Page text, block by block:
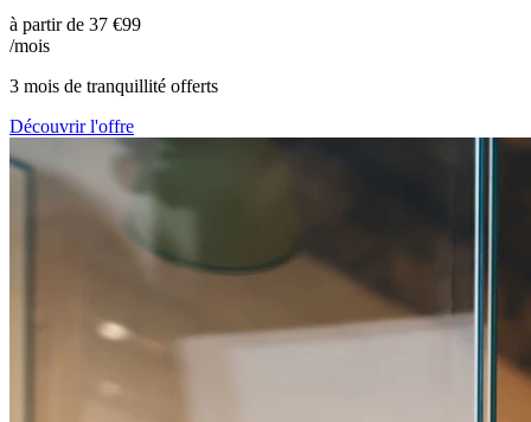
à partir de 37 €99
/mois
3 mois de tranquillité offerts
Découvrir l'offre